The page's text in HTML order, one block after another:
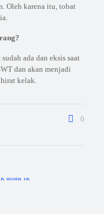
Oleh karena itu, tobat
ada dan eksis saat
dan akan menjadi
kelak.
0